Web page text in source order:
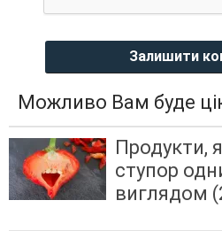
Залишити
Можливо Вам буде
Продукти,
ступор
виглядом